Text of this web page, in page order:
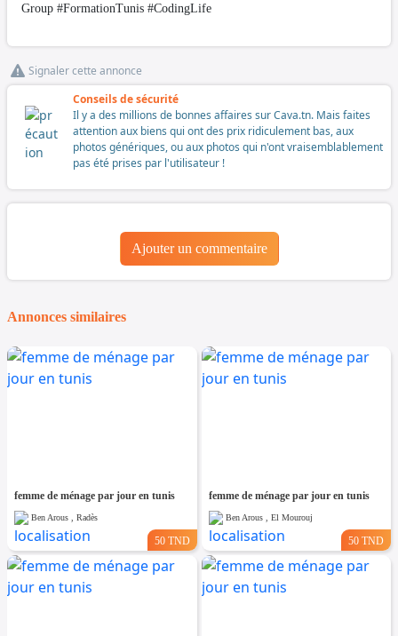
Group #FormationTunis #CodingLife
Signaler cette annonce
Conseils de sécurité
Il y a des millions de bonnes affaires sur Cava.tn. Mais faites
attention aux biens qui ont des prix ridiculement bas, aux
photos génériques, ou aux photos qui n'ont vraisemblablement
pas été prises par l'utilisateur !
Ajouter un commentaire
Annonces similaires
femme de ménage par jour en tunis
Ben Arous , Radès
50 TND
femme de ménage par jour en tunis
Ben Arous , El Mourouj
50 TND